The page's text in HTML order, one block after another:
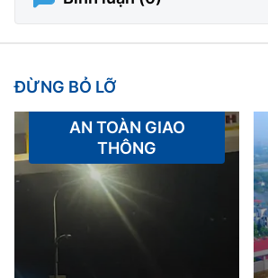
ĐỪNG BỎ LỠ
AN TOÀN GIAO
THÔNG